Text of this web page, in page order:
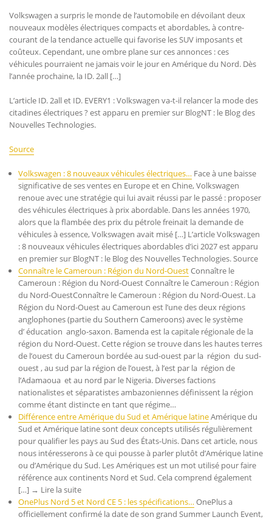
Volkswagen a surpris le monde de l’automobile en dévoilant deux
nouveaux modèles électriques compacts et abordables, à contre-
courant de la tendance actuelle qui favorise les SUV imposants et
coûteux. Cependant, une ombre plane sur ces annonces : ces
véhicules pourraient ne jamais voir le jour en Amérique du Nord. Dès
l’année prochaine, la ID. 2all […]
L’article ID. 2all et ID. EVERY1 : Volkswagen va-t-il relancer la mode des
citadines électriques ? est apparu en premier sur BlogNT : le Blog des
Nouvelles Technologies.
Source
Volkswagen : 8 nouveaux véhicules électriques… Face à une baisse
significative de ses ventes en Europe et en Chine, Volkswagen
renoue avec une stratégie qui lui avait réussi par le passé : proposer
des véhicules électriques à prix abordable. Dans les années 1970,
alors que la flambée des prix du pétrole freinait la demande de
véhicules à essence, Volkswagen avait misé […] L’article Volkswagen
: 8 nouveaux véhicules électriques abordables d’ici 2027 est apparu
en premier sur BlogNT : le Blog des Nouvelles Technologies. Source
Connaître le Cameroun : Région du Nord-OuestConnaître le
Cameroun : Région du Nord-Ouest Connaître le Cameroun : Région
du Nord-OuestConnaître le Cameroun : Région du Nord-Ouest. La
Région du Nord-Ouest au Cameroun est l’une des deux régions
anglophones (partie du Southern Cameroons) avec le système
d’ éducation anglo-saxon. Bamenda est la capitale régionale de la
région du Nord-Ouest. Cette région se trouve dans les hautes terres
de l’ouest du Cameroun bordée au sud-ouest par la région du sud-
ouest , au sud par la région de l’ouest, à l’est par la région de
l’Adamaoua et au nord par le Nigeria. Diverses factions
nationalistes et séparatistes ambazoniennes définissent la région
comme étant distincte en tant que régime…
Différence entre Amérique du Sud et Amérique latineAmérique du
Sud et Amérique latine sont deux concepts utilisés régulièrement
pour qualifier les pays au Sud des États-Unis. Dans cet article, nous
nous intéresserons à ce qui pousse à parler plutôt d’Amérique latine
ou d’Amérique du Sud. Les Amériques est un mot utilisé pour faire
référence aux continents Nord et Sud. Cela comprend également
[…] → Lire la suite
OnePlus Nord 5 et Nord CE 5 : les spécifications…OnePlus a
officiellement confirmé la date de son grand Summer Launch Event,